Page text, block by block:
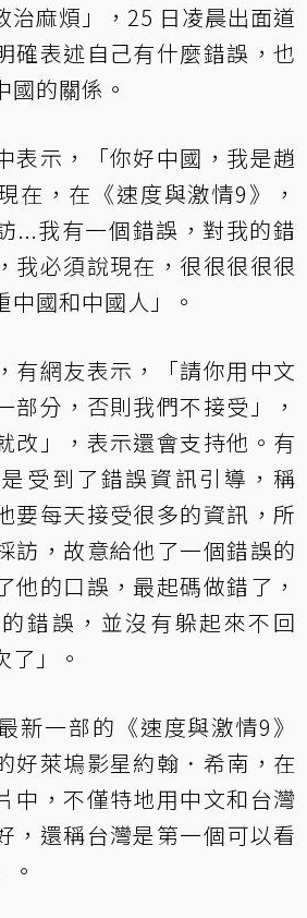
治麻煩」，25 日凌晨出面道
確表述自己有什麼錯誤，也
的關係。
表示，「你好中國，我是趙
在，在《速度與激情9》，
...我有一個錯誤，對我的錯
我必須說現在，很很很很很
國和中國人」。
有網友表示，「請你用中文
部分，否則我們不接受」，
改」，表示還會支持他。有
受到了錯誤資訊引導，稱
要每天接受很多的資訊，所
訪，故意給他了一個錯誤的
他的口誤，最起碼做錯了，
錯誤，並沒有躲起來不回
」。
新一部的《速度與激情9》
好萊塢影星約翰．希南，在
中，不僅特地用中文和台灣
，還稱台灣是第一個可以看